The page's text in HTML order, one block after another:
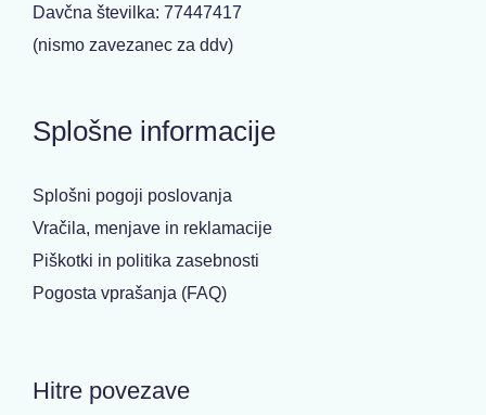
Davčna številka: 77447417
(nismo zavezanec za ddv)
Splošne informacije
Splošni pogoji poslovanja
Vračila, menjave in reklamacije
Piškotki in politika zasebnosti
Pogosta vprašanja (FAQ)
Hitre povezave